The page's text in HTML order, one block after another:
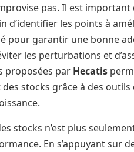
pas. Il est
d’identifier les points à
pour garantir une bonne
les perturbations et
proposées par Hecatis
stocks grâce à des
stocks n’est plus
En s’appuyant sur